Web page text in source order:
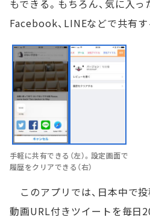
もできる。もちろん、気に入
Facebook、LINEなどで共有す
手軽に共有できる（左）。設定画面で
履歴をクリアできる（右）
このアプリでは、日本中で
動画URL付きツイートを毎日